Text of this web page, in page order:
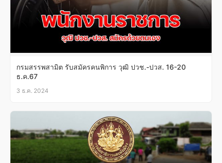
กรมสรรพสามิต รับสมัครคนพิการ วุฒิ ปวช.-ปวส. 16-20
ธ.ค.67
3 ธ.ค. 2024